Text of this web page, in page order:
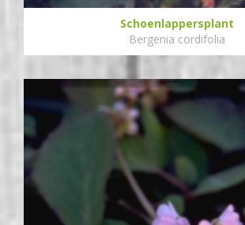
Schoenlappersplant
Bergenia cordifolia